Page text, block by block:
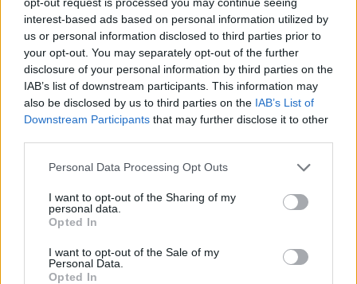
interest-based ads based on personal information utilized by
us or personal information disclosed to third parties prior to
your opt-out. You may separately opt-out of the further
disclosure of your personal information by third parties on the
IAB’s list of downstream participants. This information may
also be disclosed by us to third parties on the IAB’s List of
Downstream Participants that may further disclose it to other
Please note that this website/app uses one or more Google
not limited to your visit or usage behaviour. You may click to
grant or deny consent to Google and its third-party tags to
use your data for below specified purposes in below Google
consent section.
Personal Data Processing Opt Outs
I want to opt-out of the Sharing of my
personal data.
Opted In
I want to opt-out of the Sale of my
Personal Data.
Opted In
legyen a Google-találatokban!
Kövess minket, és értesülj a friss hírekről a
Facebookon is!